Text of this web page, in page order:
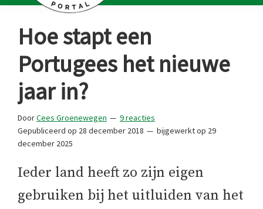
Portal
Portugalliefhebbers
en
-
fanaten
Hoe stapt een
Portugees het nieuwe
jaar in?
DoorCees Groenewegen
9 reacties
Gepubliceerd op 28 december 2018 bijgewerkt op 29
december 2025
Ieder land heeft zo zijn eigen
gebruiken bij het uitluiden van het